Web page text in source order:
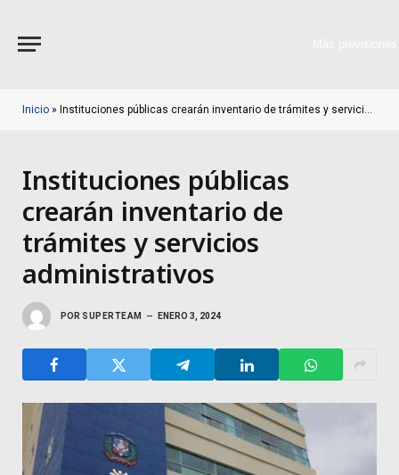
Inicio » Instituciones públicas crearán inventario de trámites y servicios administrativos
Instituciones públicas
crearán inventario de
trámites y servicios
administrativos
POR SUPERTEAM ENERO 3, 2024